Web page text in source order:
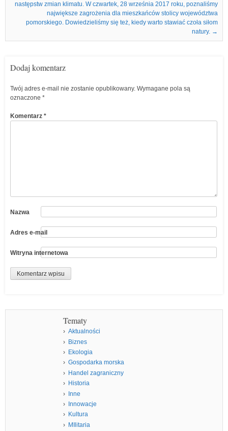
następstw zmian klimatu. W czwartek, 28 września 2017 roku, poznaliśmy
największe zagrożenia dla mieszkańców stolicy województwa
pomorskiego. Dowiedzieliśmy się też, kiedy warto stawiać czoła siłom
natury. →
Dodaj komentarz
Twój adres e-mail nie zostanie opublikowany. Wymagane pola są
oznaczone *
Komentarz *
Nazwa
Adres e-mail
Witryna internetowa
Tematy
Aktualności
Biznes
Ekologia
Gospodarka morska
Handel zagraniczny
Historia
Inne
Innowacje
Kultura
MIlitaria